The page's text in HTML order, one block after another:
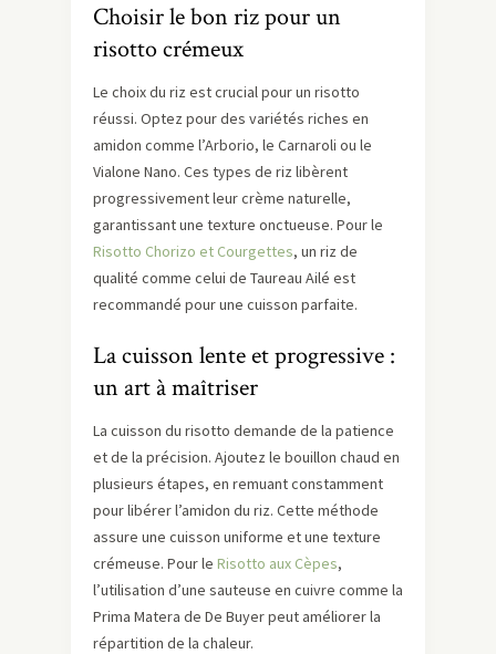
Choisir le bon riz pour un
risotto crémeux
Le choix du riz est crucial pour un risotto
réussi. Optez pour des variétés riches en
amidon comme l’Arborio, le Carnaroli ou le
Vialone Nano. Ces types de riz libèrent
progressivement leur crème naturelle,
garantissant une texture onctueuse. Pour le
Risotto Chorizo et Courgettes, un riz de
qualité comme celui de Taureau Ailé est
recommandé pour une cuisson parfaite.
La cuisson lente et progressive :
un art à maîtriser
La cuisson du risotto demande de la patience
et de la précision. Ajoutez le bouillon chaud en
plusieurs étapes, en remuant constamment
pour libérer l’amidon du riz. Cette méthode
assure une cuisson uniforme et une texture
crémeuse. Pour le Risotto aux Cèpes,
l’utilisation d’une sauteuse en cuivre comme la
Prima Matera de De Buyer peut améliorer la
répartition de la chaleur.